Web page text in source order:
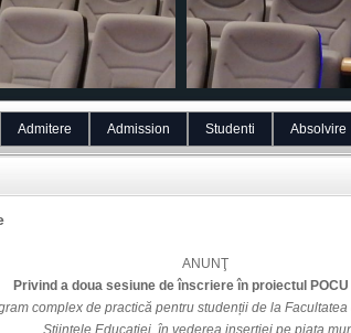
Admitere Admission Studenti Absolvire
ANUNŢ
Privind a doua sesiune de înscriere în proiectul POCU
complex de practică pentru studenții de la
Științele Educației, în vederea inserției pe piața